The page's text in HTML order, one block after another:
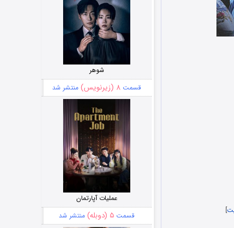
]
شوهر
قسمت ۸ (زیرنویس) منتشر شد
عملیات آپارتمان
قسمت ۵ (دوبله) منتشر شد